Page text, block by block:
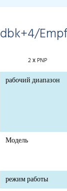
dbk+4/
2 х PNP
рабочий диапазон
Модель
режим работы